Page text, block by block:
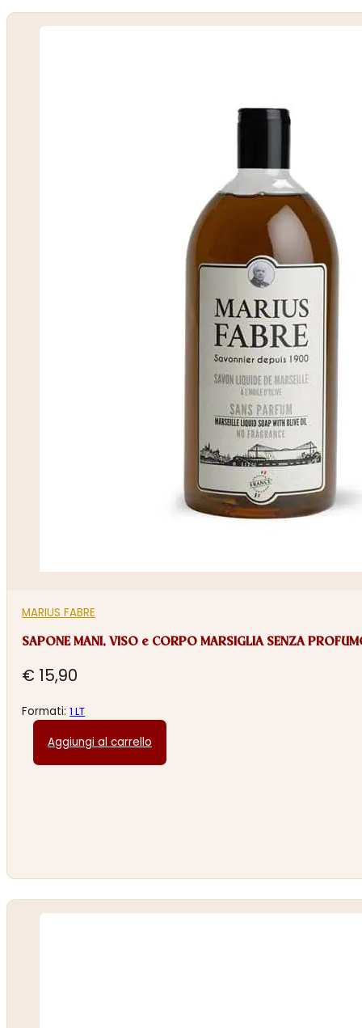
MARIUS FABRE
SAPONE MANI, VISO e CORPO MARSIGLIA SENZA
€ 15,90
Formati:1 LT
Aggiungi al carrello